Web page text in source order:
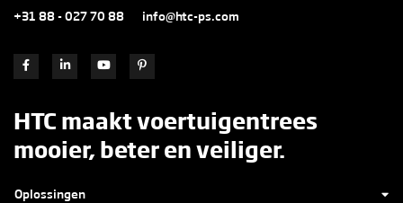
+31 88 - 027 70 88 info@htc-ps.com
HTC maakt voertuigentrees
mooier, beter en veiliger.
Oplossingen